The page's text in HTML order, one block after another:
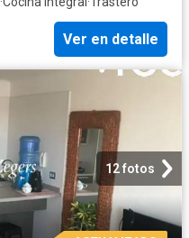
Ver en detalle
12 fotos